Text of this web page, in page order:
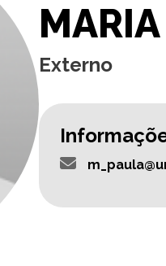
Externo